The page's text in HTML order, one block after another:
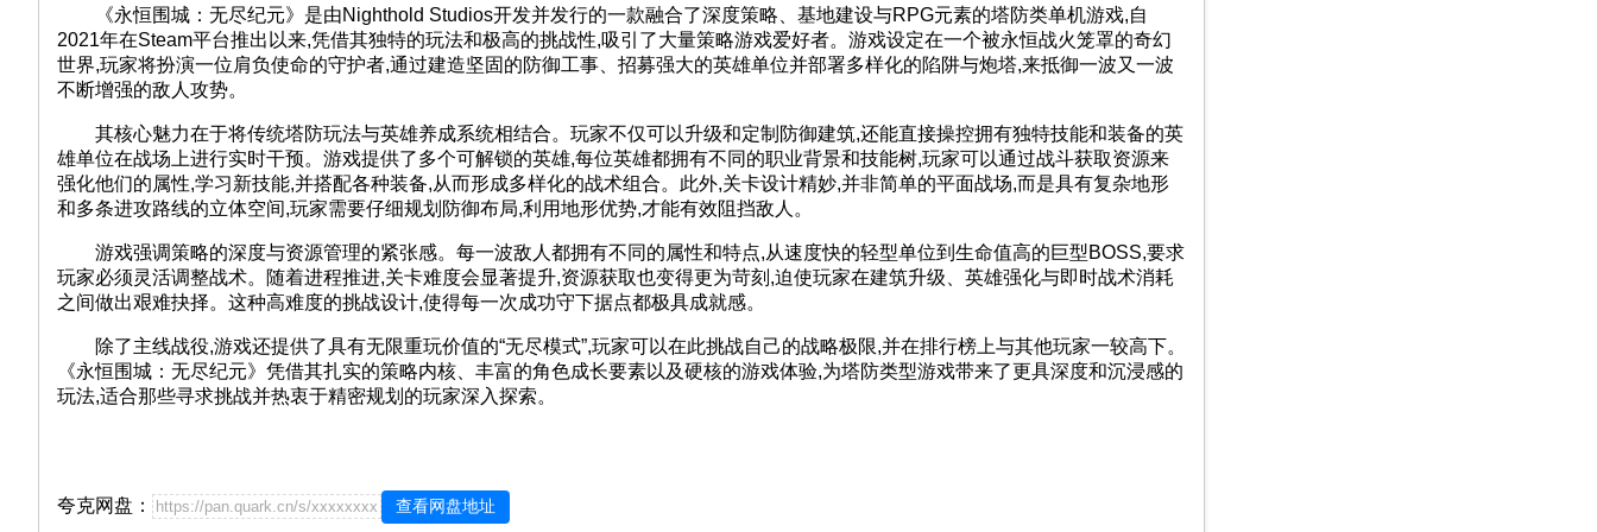
《永恒围城：无尽纪元》是由Nighthold Studios开发并发行的一款融合了深度策略、基地建设与RPG元素的塔防类单机游戏,自
2021年在Steam平台推出以来,凭借其独特的玩法和极高的挑战性,吸引了大量策略游戏爱好者。游戏设定在一个被永恒战火笼罩的奇幻
世界,玩家将扮演一位肩负使命的守护者,通过建造坚固的防御工事、招募强大的英雄单位并部署多样化的陷阱与炮塔,来抵御一波又一波
不断增强的敌人攻势。
其核心魅力在于将传统塔防玩法与英雄养成系统相结合。玩家不仅可以升级和定制防御建筑,还能直接操控拥有独特技能和装备的英
雄单位在战场上进行实时干预。游戏提供了多个可解锁的英雄,每位英雄都拥有不同的职业背景和技能树,玩家可以通过战斗获取资源来
强化他们的属性,学习新技能,并搭配各种装备,从而形成多样化的战术组合。此外,关卡设计精妙,并非简单的平面战场,而是具有复杂地形
和多条进攻路线的立体空间,玩家需要仔细规划防御布局,利用地形优势,才能有效阻挡敌人。
游戏强调策略的深度与资源管理的紧张感。每一波敌人都拥有不同的属性和特点,从速度快的轻型单位到生命值高的巨型BOSS,要求
玩家必须灵活调整战术。随着进程推进,关卡难度会显著提升,资源获取也变得更为苛刻,迫使玩家在建筑升级、英雄强化与即时战术消耗
之间做出艰难抉择。这种高难度的挑战设计,使得每一次成功守下据点都极具成就感。
除了主线战役,游戏还提供了具有无限重玩价值的“无尽模式”,玩家可以在此挑战自己的战略极限,并在排行榜上与其他玩家一较高下。
《永恒围城：无尽纪元》凭借其扎实的策略内核、丰富的角色成长要素以及硬核的游戏体验,为塔防类型游戏带来了更具深度和沉浸感的
玩法,适合那些寻求挑战并热衷于精密规划的玩家深入探索。
夸克网盘： https://pan.quark.cn/s/xxxxxxxx 查看网盘地址